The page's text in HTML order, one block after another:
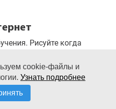
Рисуйте когда
cookie-файлы и
Узнать подробнее